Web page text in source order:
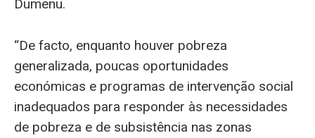
Dumenu.
“De facto, enquanto houver pobreza
generalizada, poucas oportunidades
económicas e programas de intervenção social
inadequados para responder às necessidades
de pobreza e de subsistência nas zonas